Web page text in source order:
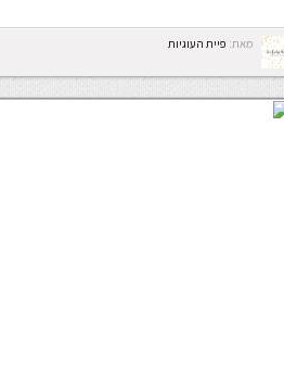
מאת: פיית העוגיות